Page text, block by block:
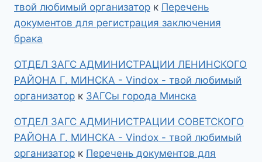
твой любимый организатор к Перечень
документов для регистрация заключения
брака
ОТДЕЛ ЗАГС АДМИНИСТРАЦИИ ЛЕНИНСКОГО
РАЙОНА Г. МИНСКА - Vindox - твой любимый
организатор к ЗАГСы города Минска
ОТДЕЛ ЗАГС АДМИНИСТРАЦИИ СОВЕТСКОГО
РАЙОНА Г. МИНСКА - Vindox - твой любимый
организатор к Перечень документов для